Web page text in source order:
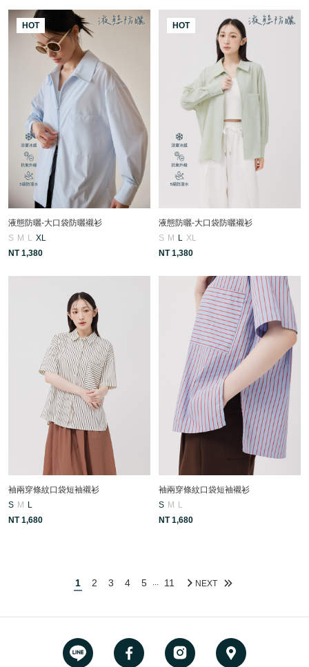
HOT
液態防曬-大口袋防曬襯衫
S M L XL
NT 1,380
HOT
液態防曬-大口袋防曬襯衫
S M L XL
NT 1,380
袖兩穿條紋口袋短袖襯衫
S M L
NT 1,680
袖兩穿條紋口袋短袖襯衫
S M L
NT 1,680
1 2 3 4 5 ... 11 NEXT